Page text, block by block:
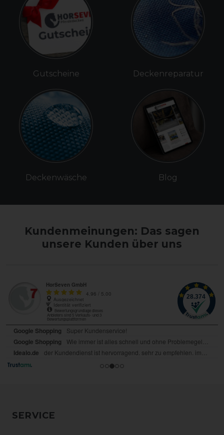
Gutscheine
Deckenwäsche
Deckenreparatur
Blog
Kundenmeinungen: Das sagen
unsere Kunden über uns
SERVICE